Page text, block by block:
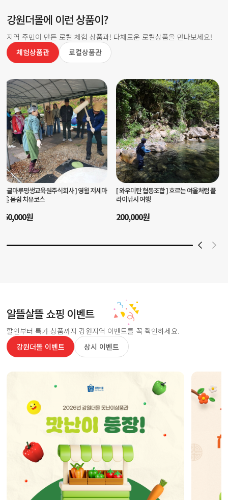
강원더몰에 이런 상품이?
지역 주민이 만든 로컬 체험 상품과! 다채로운 로컬상품을 만나보세요!
체험상품관
로컬상품관
[ 양양서핑학교 ]양양서핑학교 서핑입문강
습
80,000원
[ 마을선생님협동조합 ]나만의 스티치로
완성하는 가죽키링 체험
35,000원
알뜰살뜰 쇼핑 이벤트
할인부터 특가 상품까지 강원지역 이벤트를 꼭 확인하세요.
강원더몰 이벤트
상시 이벤트